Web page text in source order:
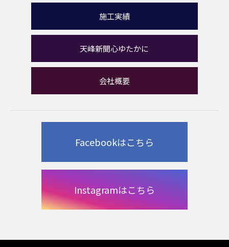
施工実績
天峰新聞心ゆたかに
会社概要
Facebookはこちら
Instagramはこちら